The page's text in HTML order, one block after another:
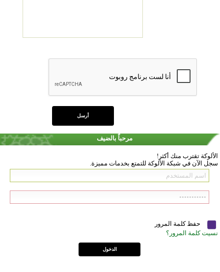
مرحباً بالضيف
الألوكة تقترب منك أكثر!
سجل الآن في شبكة الألوكة للتمتع بخدمات مميزة.
حفظ كلمة المرور
نسيت كلمة المرور؟